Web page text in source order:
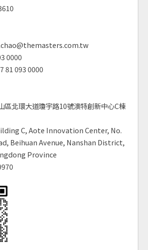
0000
81 093 0000
區北環大道瓊宇路10號澳特創新中心C棟
C, Aote Innovation Center, No.
Beihuan Avenue, Nanshan District,
Province